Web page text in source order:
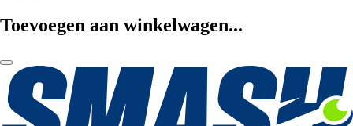
Toevoegen aan winkelwagen...